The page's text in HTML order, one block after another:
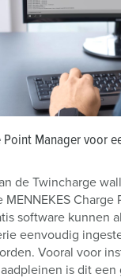
Point Manager voor
de Twincharge
Charge
software kunnen
eenvoudig
Vooral voor
is dit een